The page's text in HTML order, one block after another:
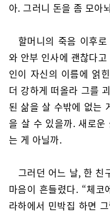
아. 그러니 돈을 좀 모아
할머니의 죽음 이후
와 안부 인사에 괜찮다
인이 자신의 이름에 얽
더 강하게 떠올라 그를
된 삶을 살 수밖에 없는
을 살 수 있을까. 새로
는 게 아닐까.
그러던 어느 날, 한 친
마음이 흔들렸다. “체
라하에서 민박집 하면